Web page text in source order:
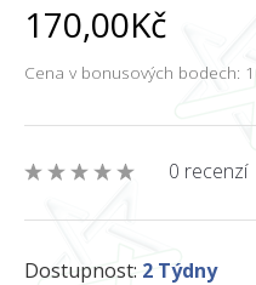
170,00Kč
Cena v bonusových bodech:
0 recenzí
Dostupnost: 2 Týdny